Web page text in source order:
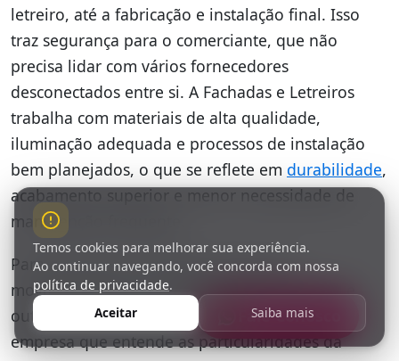
Fale Conosco
letreiro, até a fabricação e instalação final. Isso
traz segurança para o comerciante, que não
precisa lidar com vários fornecedores
desconectados entre si. A Fachadas e Letreiros
trabalha com materiais de alta qualidade,
iluminação adequada e processos de instalação
bem planejados, o que se reflete em durabilidade,
acabamento superior e menor necessidade de
manutenção frequente.
Para quem possui padaria em bairros
movimentados, como Parque São Domingos e
outras regiões de São Paulo, contar com uma
empresa que entende as particularidades da
Temos cookies para melhorar sua experiência.
Ao continuar navegando, você concorda com nossa
política de privacidade.
Aceitar
Saiba mais